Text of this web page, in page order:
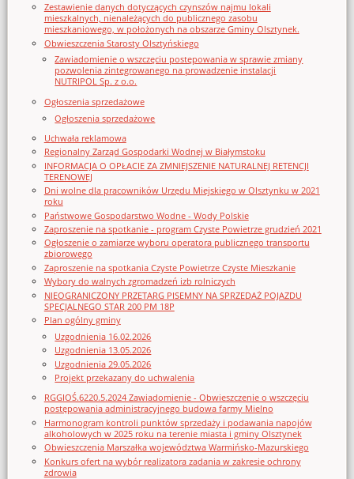
Zestawienie danych dotyczących czynszów najmu lokali
mieszkalnych, nienależących do publicznego zasobu
mieszkaniowego, w położonych na obszarze Gminy Olsztynek.
Obwieszczenia Starosty Olsztyńskiego
Zawiadomienie o wszczęciu postępowania w sprawie zmiany
pozwolenia zintegrowanego na prowadzenie instalacji
NUTRIPOL Sp. z o.o.
Ogłoszenia sprzedażowe
Ogłoszenia sprzedażowe
Uchwała reklamowa
Regionalny Zarząd Gospodarki Wodnej w Białymstoku
INFORMACJA O OPŁACIE ZA ZMNIEJSZENIE NATURALNEJ RETENCJI
TERENOWEJ
Dni wolne dla pracowników Urzędu Miejskiego w Olsztynku w 2021
roku
Państwowe Gospodarstwo Wodne - Wody Polskie
Zaproszenie na spotkanie - program Czyste Powietrze grudzień 2021
Ogłoszenie o zamiarze wyboru operatora publicznego transportu
zbiorowego
Zaproszenie na spotkania Czyste Powietrze Czyste Mieszkanie
Wybory do walnych zgromadzeń izb rolniczych
NIEOGRANICZONY PRZETARG PISEMNY NA SPRZEDAŻ POJAZDU
SPECJALNEGO STAR 200 PM 18P
Plan ogólny gminy
Uzgodnienia 16.02.2026
Uzgodnienia 13.05.2026
Uzgodnienia 29.05.2026
Projekt przekazany do uchwalenia
RGGIOŚ.6220.5.2024 Zawiadomienie - Obwieszczenie o wszczęciu
postępowania administracyjnego budowa farmy Mielno
Harmonogram kontroli punktów sprzedaży i podawania napojów
alkoholowych w 2025 roku na terenie miasta i gminy Olsztynek
Obwieszczenia Marszałka województwa Warmińsko-Mazurskiego
Konkurs ofert na wybór realizatora zadania w zakresie ochrony
zdrowia